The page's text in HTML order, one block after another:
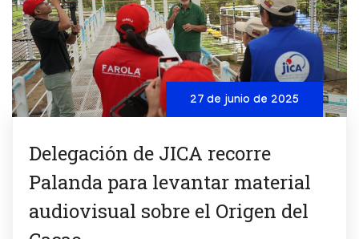
27 de junio de 2025
Delegación de JICA recorre
Palanda para levantar material
audiovisual sobre el Origen del